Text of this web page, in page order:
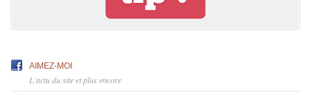
AIMEZ-MOI
L'actu du site et plus encore